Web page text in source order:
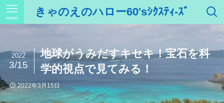
きゃのえのハロー60'sｼｸｽﾃｨ-ｽﾞ
menu
地球がうみだすキセキ！宝石を科
学的視点で見てみる！
2022
3/15
2022年3月15日